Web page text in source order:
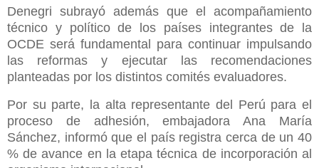
Denegri subrayó además que el acompañamiento
técnico y político de los países integrantes de la
OCDE será fundamental para continuar impulsando
las reformas y ejecutar las recomendaciones
planteadas por los distintos comités evaluadores.
Por su parte, la alta representante del Perú para el
proceso de adhesión, embajadora Ana María
Sánchez, informó que el país registra cerca de un 40
% de avance en la etapa técnica de incorporación al